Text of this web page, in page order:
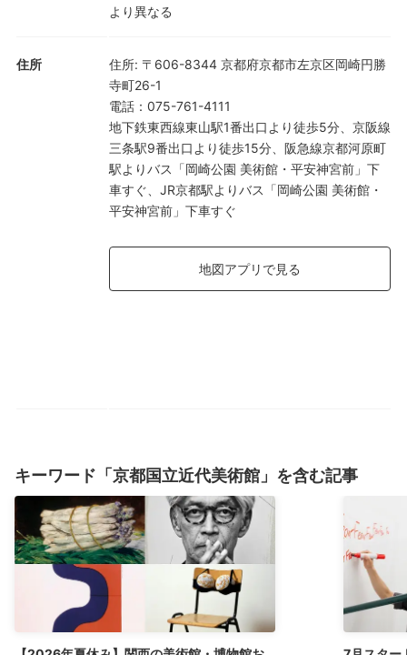
より異なる
住所 住所: 〒606-8344 京都府京都市左京区岡崎円勝
寺町26-1
電話 ： 075-761-4111
地下鉄東西線東山駅1番出口より徒歩5分、京阪線
三条駅9番出口より徒歩15分、阪急線京都河原町
駅よりバス「岡崎公園 美術館・平安神宮前」下
車すぐ、JR京都駅よりバス「岡崎公園 美術館・
平安神宮前」下車すぐ
地図アプリで見る
キーワード「京都国立近代美術館」を含む記事